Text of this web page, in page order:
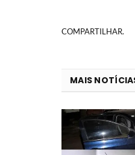
COMPARTILHAR.
MAIS